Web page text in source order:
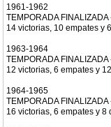
1961-1962
TEMPORADA
14 victorias, 10 empates y
1963-1964
TEMPORADA
12 victorias, 6 empates y
1964-1965
TEMPORADA
16 victorias, 6 empates y